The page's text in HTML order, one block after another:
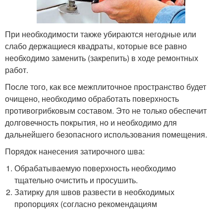
При необходимости также убираются негодные или
слабо держащиеся квадраты, которые все равно
необходимо заменить (закрепить) в ходе ремонтных
работ.
После того, как все межплиточное пространство будет
очищено, необходимо обработать поверхность
противогрибковым составом. Это не только обеспечит
долговечность покрытия, но и необходимо для
дальнейшего безопасного использования помещения.
Порядок нанесения затирочного шва:
Обрабатываемую поверхность необходимо
тщательно очистить и просушить.
Затирку для швов развести в необходимых
пропорциях (согласно рекомендациям